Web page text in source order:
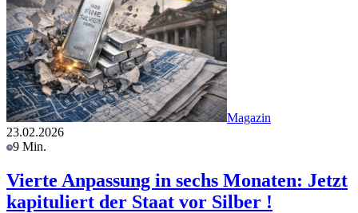
Magazin
23.02.2026
9 Min.
Vierte Anpassung in sechs Monaten: Jetzt
kapituliert der Staat vor Silber !